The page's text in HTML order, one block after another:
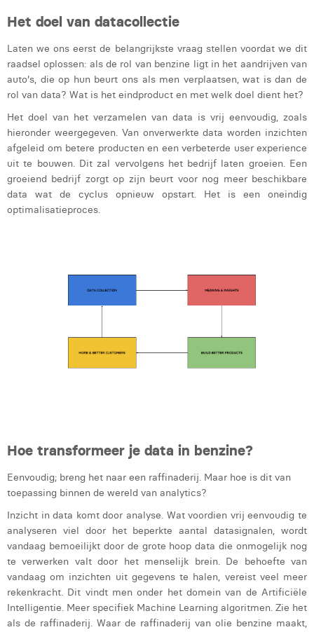
Laura Rooseleer
Laura Verhelst
Lena Pignoloni
Linda Kraim
Lisa Protin
Lore Fierens
Lotte Vranckx
Lucas Taels
Margaux Snakkers
Pieter Maesmans
Sebastiaan Reeskamp
Sven Bosschem
Thomas Kurevic
Thomas Riis
Het doel van datacollectie
Laten we ons eerst de belangrijkste vraag stellen voordat we dit
raadsel oplossen: als de rol van benzine ligt in het aandrijven van
auto's, die op hun beurt ons als men verplaatsen, wat is dan de
rol van data? Wat is het eindproduct en met welk doel dient het?
Het doel van het verzamelen van data is vrij eenvoudig, zoals
hieronder weergegeven. Van onverwerkte data worden inzichten
afgeleid om betere producten en een verbeterde user experience
uit te bouwen. Dit zal vervolgens het bedrijf laten groeien. Een
groeiend bedrijf zorgt op zijn beurt voor nog meer beschikbare
data wat de cyclus opnieuw opstart. Het is een oneindig
optimalisatieproces.
Hoe transformeer je data in benzine?
Eenvoudig; breng het naar een raffinaderij. Maar hoe is dit van
toepassing binnen de wereld van analytics?
Inzicht in data komt door analyse. Wat voordien vrij eenvoudig te
analyseren viel door het beperkte aantal datasignalen, wordt
vandaag bemoeilijkt door de grote hoop data die onmogelijk nog
te verwerken valt door het menselijk brein. De behoefte van
vandaag om inzichten uit gegevens te halen, vereist veel meer
rekenkracht. Dit vindt men onder het domein van de Artificiële
Intelligentie. Meer specifiek Machine Learning algoritmen. Zie het
als de raffinaderij. Waar de raffinaderij van olie benzine maakt,